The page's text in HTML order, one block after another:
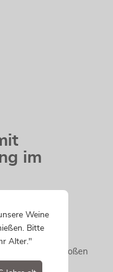
im
Crémant
holt die „großen
Weine
Bitte
Alter."